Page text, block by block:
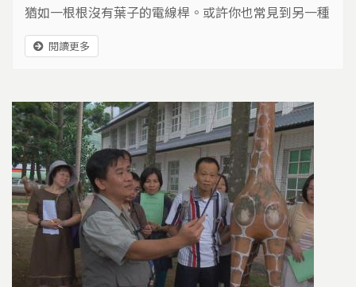
猶如一根根沒有葉子的電線桿。或許你也常見到另一種
景象，一批批的樹木成為都市的新移民，卻總是撐不了
幾個月，就又被另一些樹取代。如果城市裡的樹會歌
閱讀更多